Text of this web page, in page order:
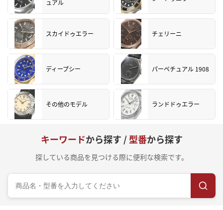
ュアル
スカイドゥエラー チェリーニ
ディープシー パーペチュアル 1908
その他のモデル ランドドゥエラー
キーワードから探す /型番から探す
探している商品を見つける際に便利な検索です。